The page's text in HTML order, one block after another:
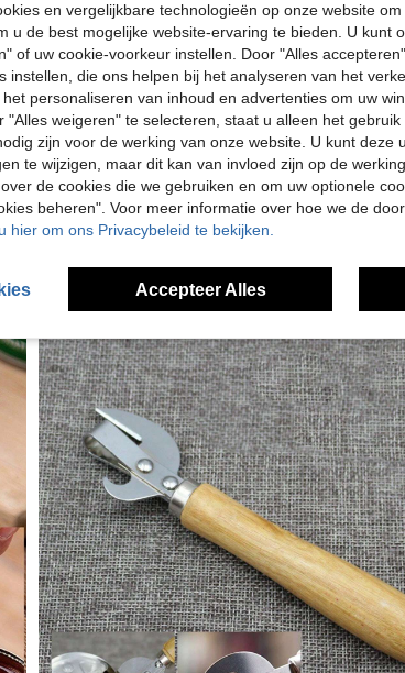
Nuttig (0)
Bekijken
en vergelijkbare technologieën op onze website
u de best mogelijke website-ervaring te bieden. U kunt
of uw cookie-voorkeur instellen. Door "Alles
instellen, die ons helpen bij het analyseren van het
personaliseren van inhoud en advertenties om uw
"Alles weigeren" te selecteren, staat u alleen het
zijn voor de werking van onze website. U kunt deze
te wijzigen, maar dit kan van invloed zijn op de
de cookies die we gebruiken en om uw optionele
beheren". Voor meer informatie over hoe we de
hier om ons Privacybeleid te bekijken.
Accepteer Alles